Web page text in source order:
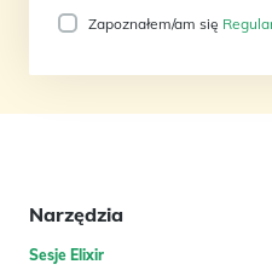
Zapoznałem/am się
Narzędzia
Sesje Elixir